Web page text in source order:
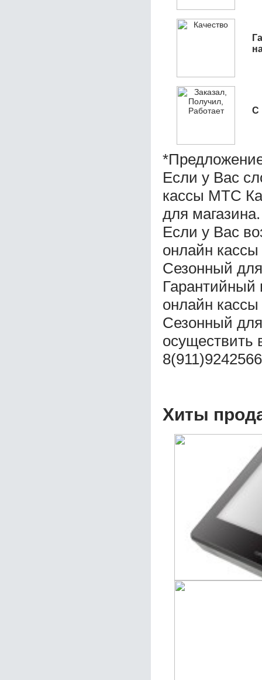
С
Если у Вас
кассы МТС
для магазина.
Если у Вас
онлайн
Сезонный
Гарантийный
онлайн
Сезонный
осуществить
Хиты